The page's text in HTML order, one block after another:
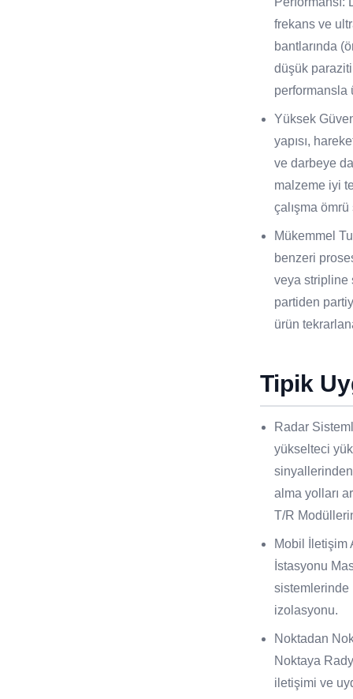
frekans ve
bantlarında
düşük
performansla
Yüksek
yapısı,
ve darbeye
malzeme iyi
çalışma ömrü
Mükemmel
benzeri
veya stripline
partiden
ürün
Tipik
Radar
yükselteci
alma yolları
T/R
Mobil İletişim
İstasyonu
sistemlerinde
izolasyonu.
Noktadan
Noktaya
iletişimi ve